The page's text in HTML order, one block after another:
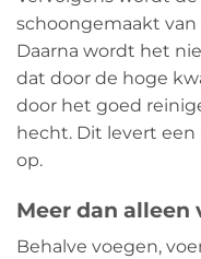
schoongemaakt van
Daarna wordt het
dat door de hoge
door het goed
hecht. Dit levert
op.
Meer dan alleen
Behalve voegen,